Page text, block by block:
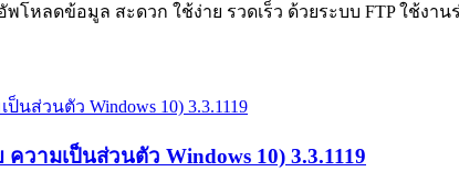
โหลดข้อมูล สะดวก ใช้ง่าย รวดเร็ว ด้วยระบบ FTP ใช้งาน
วามเป็นส่วนตัว Windows 10) 3.3.1119